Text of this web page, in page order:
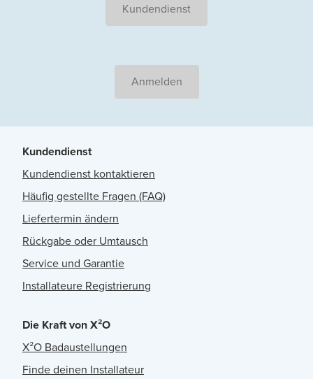
Kundendienst
Anmelden
Kundendienst
Kundendienst kontaktieren
Häufig gestellte Fragen (FAQ)
Liefertermin ändern
Rückgabe oder Umtausch
Service und Garantie
Installateure Registrierung
Die Kraft von X²O
X²O Badaustellungen
Finde deinen Installateur